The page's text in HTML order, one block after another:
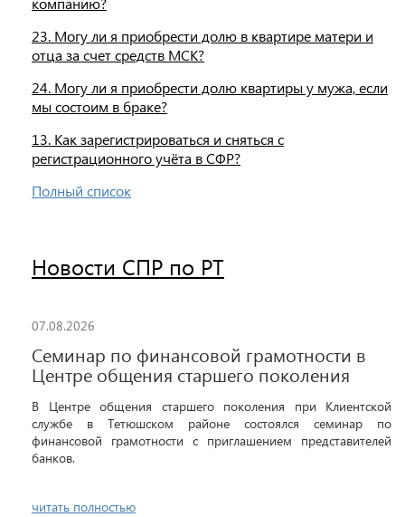
23. Могу ли я приобрести долю в квартире матери и
отца за счет средств МСК?
24. Могу ли я приобрести долю квартиры у мужа, если
мы состоим в браке?
13. Как зарегистрироваться и сняться с
регистрационного учёта в СФР?
Полный список
Новости СПР по РТ
07.08.2026
Семинар по финансовой грамотности в
Центре общения старшего поколения
В Центре общения старшего поколения при Клиентской
службе в Тетюшском районе состоялся семинар по
финансовой грамотности с приглашением представителей
банков.
читать полностью